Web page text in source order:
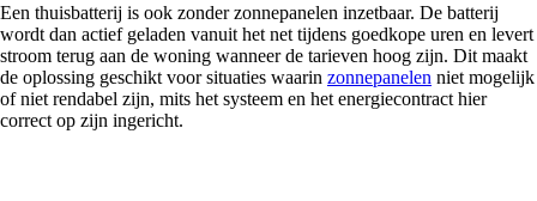
Een thuisbatterij is ook zonder zonnepanelen inzetbaar. De batterij
wordt dan actief geladen vanuit het net tijdens goedkope uren en levert
stroom terug aan de woning wanneer de tarieven hoog zijn. Dit maakt
de oplossing geschikt voor situaties waarin zonnepanelen niet mogelijk
of niet rendabel zijn, mits het systeem en het energiecontract hier
correct op zijn ingericht.